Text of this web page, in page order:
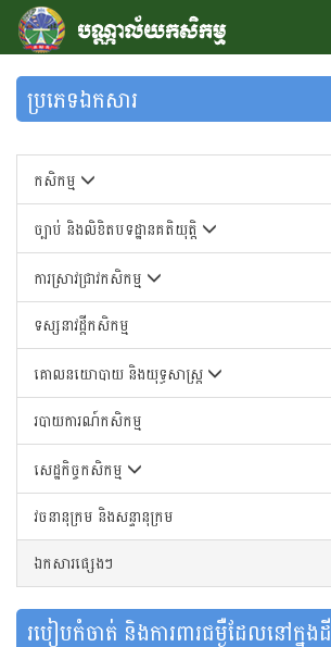
ប្រភេទឯកសារ
កសិកម្ម
ច្បាប់ និងលិខិតបទដ្ឋានគតិយុត្តិ
ការស្រាវជ្រាវកសិកម្ម
ទស្សនាវដ្តីកសិកម្ម
គោលនយោបាយ និងយុទ្ធសាស្រ្ត
របាយការណ៍កសិកម្ម
សេដ្ឋកិច្ចកសិកម្ម
វចនានុក្រម និងសន្ទានុក្រម
ឯកសារផ្សេងៗ
របៀបកំចាត់ និងការពារជម្ងឺដែលនៅក្នុងដី